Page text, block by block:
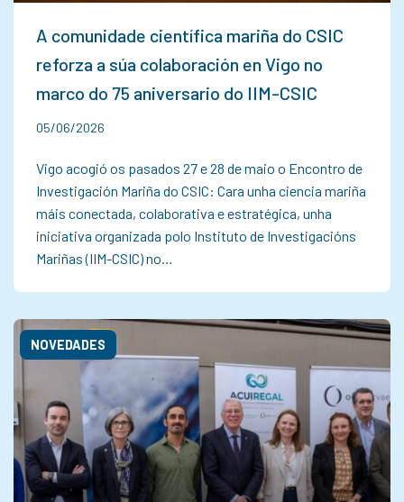
A comunidade científica mariña do CSIC
reforza a súa colaboración en Vigo no
marco do 75 aniversario do IIM-CSIC
05/06/2026
Vigo acogió os pasados 27 e 28 de maio o Encontro de
Investigación Mariña do CSIC: Cara unha ciencia mariña
máis conectada, colaborativa e estratégica, unha
iniciativa organizada polo Instituto de Investigacións
Mariñas (IIM-CSIC) no…
NOVEDADES